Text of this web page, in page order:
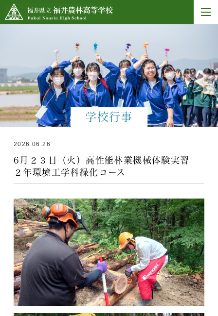
学校行事
2026.06.26
6月２３日（火）高性能林業機械体験実習
２年環境工学科緑化コース